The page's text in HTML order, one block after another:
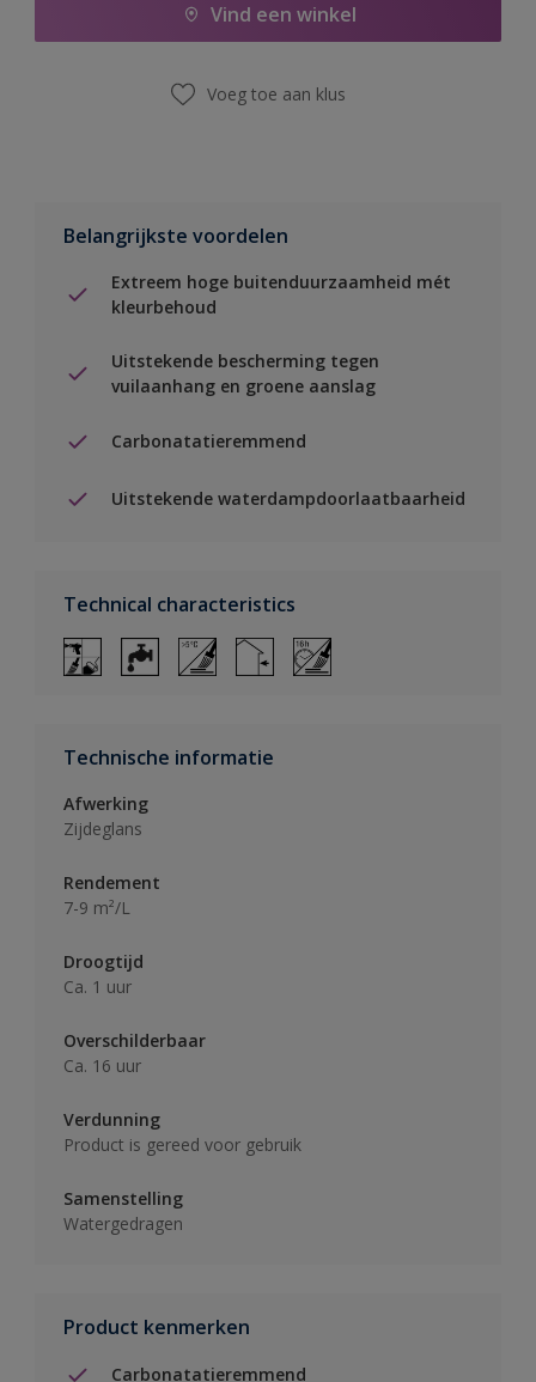
Vind een winkel
Voeg toe aan klus
Belangrijkste voordelen
Extreem hoge buitenduurzaamheid mét
kleurbehoud
Uitstekende bescherming tegen
vuilaanhang en groene aanslag
Carbonatatieremmend
Uitstekende waterdampdoorlaatbaarheid
Technical characteristics
Technische informatie
Afwerking
Zijdeglans
Rendement
7-9 m²/L
Droogtijd
Ca. 1 uur
Overschilderbaar
Ca. 16 uur
Verdunning
Product is gereed voor gebruik
Samenstelling
Watergedragen
Product kenmerken
Carbonatatieremmend